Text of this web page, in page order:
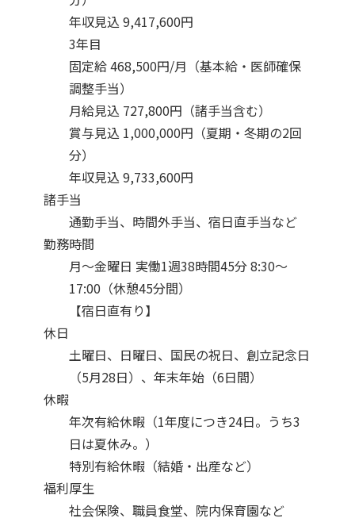
年収見込 9,417,600円
3年目
固定給 468,500円/月（基本給・医師確保
調整手当）
月給見込 727,800円（諸手当含む）
賞与見込 1,000,000円（夏期・冬期の2回
分）
年収見込 9,733,600円
諸手当
通勤手当、時間外手当、宿日直手当など
勤務時間
月～金曜日 実働1週38時間45分 8:30～
17:00（休憩45分間）
【宿日直有り】
休日
土曜日、日曜日、国民の祝日、創立記念日
（5月28日）、年末年始（6日間）
休暇
年次有給休暇（1年度につき24日。うち3
日は夏休み。）
特別有給休暇（結婚・出産など）
福利厚生
社会保険、職員食堂、院内保育園など